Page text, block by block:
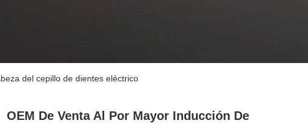
del cepillo de dientes eléctrico
OEM De Venta Al Por Mayor Inducción De